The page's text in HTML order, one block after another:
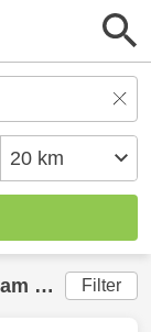
(20
Filter